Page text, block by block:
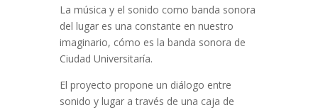
La música y el sonido como banda sonora
del lugar es una constante en nuestro
imaginario, cómo es la banda sonora de
Ciudad Universitaría.
El proyecto propone un diálogo entre
sonido y lugar a través de una caja de